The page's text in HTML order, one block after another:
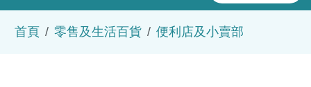
首頁 零售及生活百貨 便利店及小賣部